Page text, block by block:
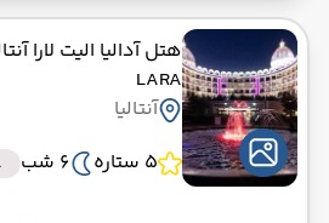
هتل آدالیا الیت لارا
LARA
آنتالیا
5 ستاره
6 شب